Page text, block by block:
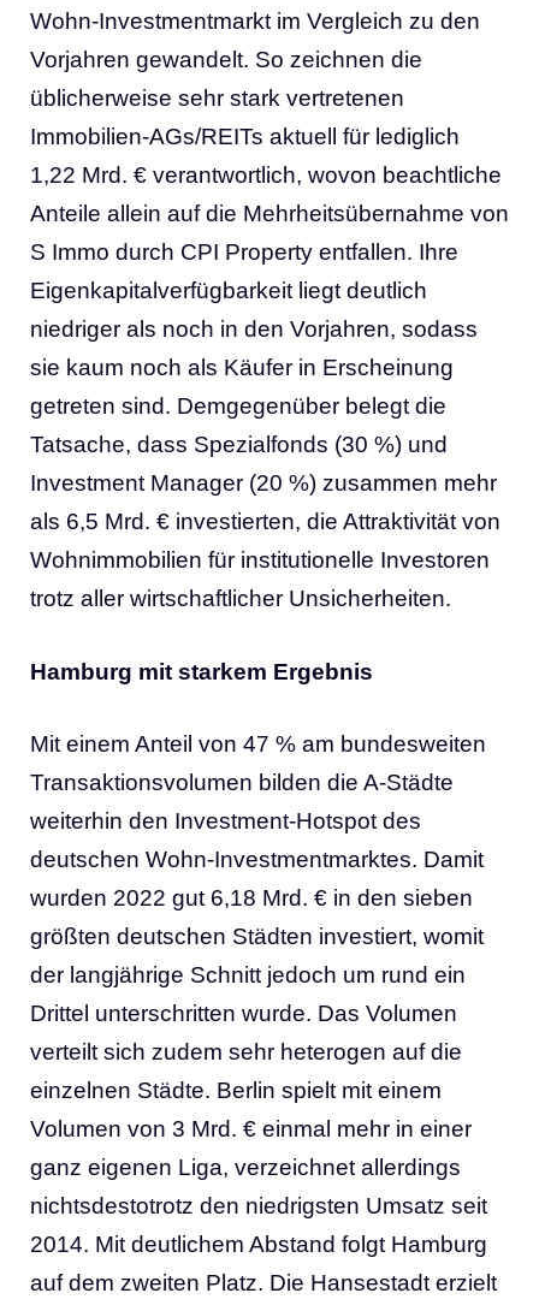
Wohn-Investmentmarkt im Vergleich zu den
Vorjahren gewandelt. So zeichnen die
üblicherweise sehr stark vertretenen
Immobilien-AGs/REITs aktuell für lediglich
1,22 Mrd. € verantwortlich, wovon beachtliche
Anteile allein auf die Mehrheitsübernahme von
S Immo durch CPI Property entfallen. Ihre
Eigenkapitalverfügbarkeit liegt deutlich
niedriger als noch in den Vorjahren, sodass
sie kaum noch als Käufer in Erscheinung
getreten sind. Demgegenüber belegt die
Tatsache, dass Spezialfonds (30 %) und
Investment Manager (20 %) zusammen mehr
als 6,5 Mrd. € investierten, die Attraktivität von
Wohnimmobilien für institutionelle Investoren
trotz aller wirtschaftlicher Unsicherheiten.
Hamburg mit starkem Ergebnis
Mit einem Anteil von 47 % am bundesweiten
Transaktionsvolumen bilden die A-Städte
weiterhin den Investment-Hotspot des
deutschen Wohn-Investmentmarktes. Damit
wurden 2022 gut 6,18 Mrd. € in den sieben
größten deutschen Städten investiert, womit
der langjährige Schnitt jedoch um rund ein
Drittel unterschritten wurde. Das Volumen
verteilt sich zudem sehr heterogen auf die
einzelnen Städte. Berlin spielt mit einem
Volumen von 3 Mrd. € einmal mehr in einer
ganz eigenen Liga, verzeichnet allerdings
nichtsdestotrotz den niedrigsten Umsatz seit
2014. Mit deutlichem Abstand folgt Hamburg
auf dem zweiten Platz. Die Hansestadt erzielt